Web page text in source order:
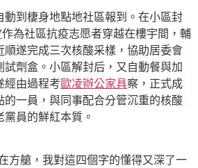
到棲身地點地社區報到。在小區封
作為社區抗疫志愿者穿越在樓宇間，輔
順遂完成三次核酸采樣，協助居委會
劑盒。小區解封后，又自動餐與加
經由過程考歐凌辦公家具察，正式成
的一員，與同事配合分管沉重的核酸
員的鮮紅本質。
艙，我對這四個字的懂得又深了一